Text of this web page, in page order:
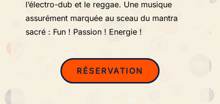
l’électro-dub et le reggae. Une musique
assurément marquée au sceau du mantra
sacré : Fun ! Passion ! Energie !
RÉSERVATION